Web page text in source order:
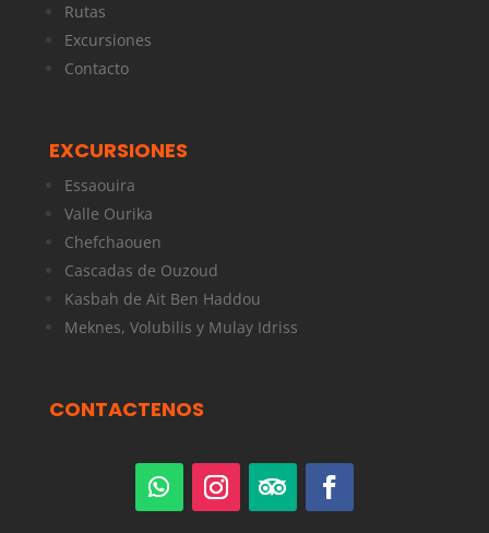
Rutas
Excursiones
Contacto
EXCURSIONES
Essaouira
Valle Ourika
Chefchaouen
Cascadas de Ouzoud
Kasbah de Ait Ben Haddou
Meknes, Volubilis y Mulay Idriss
CONTACTENOS